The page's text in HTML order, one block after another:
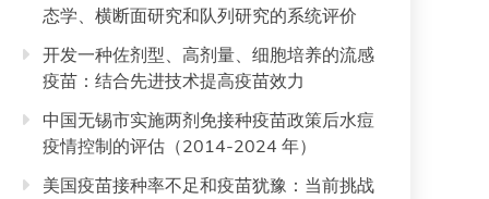
态学、横断面研究和队列研究的系统评价
开发一种佐剂型、高剂量、细胞培养的流感
疫苗：结合先进技术提高疫苗效力
中国无锡市实施两剂免接种疫苗政策后水痘
疫情控制的评估（2014-2024 年）
美国疫苗接种率不足和疫苗犹豫：当前挑战